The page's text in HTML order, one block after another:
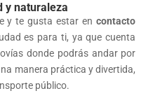
y naturaleza
y te gusta estar encontacto
es para ti, ya que cuenta
donde podrás andar por
manera práctica y divertida,
público.